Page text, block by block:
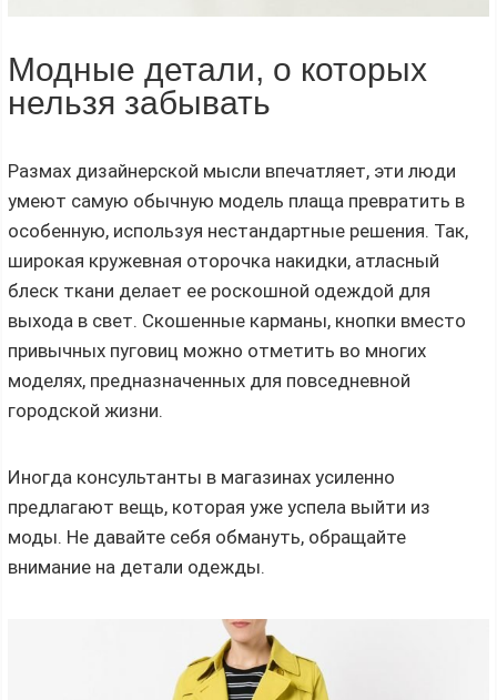
Модные детали, о которых
нельзя забывать
Размах дизайнерской мысли впечатляет, эти люди
умеют самую обычную модель плаща превратить в
особенную, используя нестандартные решения. Так,
широкая кружевная оторочка накидки, атласный
блеск ткани делает ее роскошной одеждой для
выхода в свет. Скошенные карманы, кнопки вместо
привычных пуговиц можно отметить во многих
моделях, предназначенных для повседневной
городской жизни.
Иногда консультанты в магазинах усиленно
предлагают вещь, которая уже успела выйти из
моды. Не давайте себя обмануть, обращайте
внимание на детали одежды.